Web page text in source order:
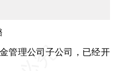
理公司子公司，已经开